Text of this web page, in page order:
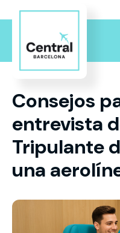
Consejos
entrevista
Tripulante
una